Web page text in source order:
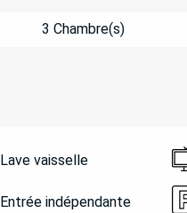
3 Chambre(s)
Lave vaisselle
Entrée indépendante